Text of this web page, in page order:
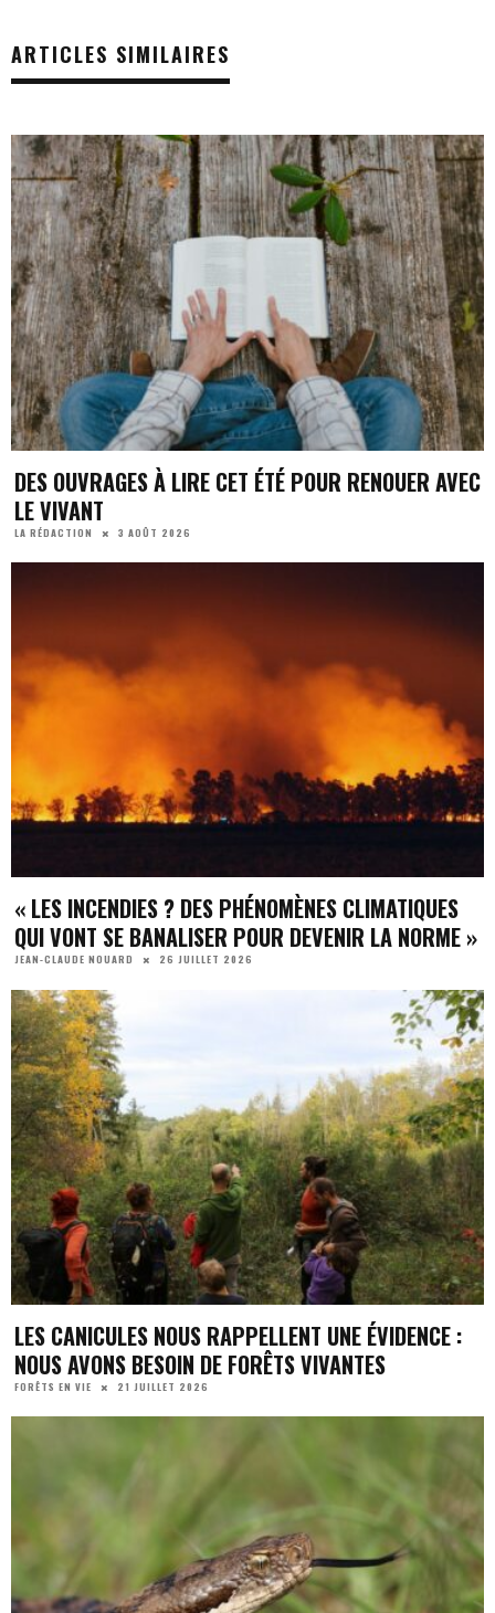
ARTICLES SIMILAIRES
DES OUVRAGES À LIRE CET ÉTÉ POUR RENOUER AVEC
LE VIVANT
LA RÉDACTION 3 AOÛT 2026
« LES INCENDIES ? DES PHÉNOMÈNES CLIMATIQUES
QUI VONT SE BANALISER POUR DEVENIR LA NORME »
JEAN-CLAUDE NOUARD 26 JUILLET 2026
LES CANICULES NOUS RAPPELLENT UNE ÉVIDENCE :
NOUS AVONS BESOIN DE FORÊTS VIVANTES
FORÊTS EN VIE 21 JUILLET 2026